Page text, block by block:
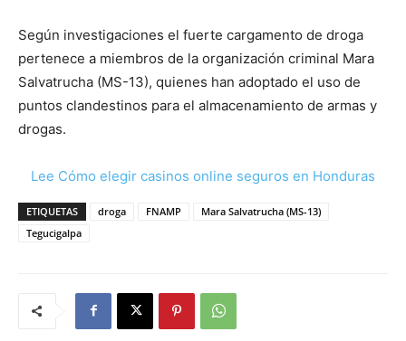
Según investigaciones el fuerte cargamento de droga
pertenece a miembros de la organización criminal Mara
Salvatrucha (MS-13), quienes han adoptado el uso de
puntos clandestinos para el almacenamiento de armas y
drogas.
Lee Cómo elegir casinos online seguros en Honduras
ETIQUETAS droga FNAMP
Mara Salvatrucha (MS-13)
Tegucigalpa